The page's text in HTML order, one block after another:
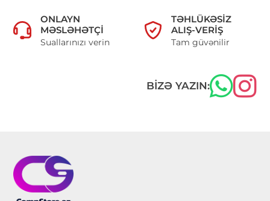
ONLAYN
MƏSLƏHƏTÇI
Suallarınızı verin
TƏHLÜKƏSIZ
ALIŞ-VERIŞ
Tam güvənilir
BIZƏ YAZIN: